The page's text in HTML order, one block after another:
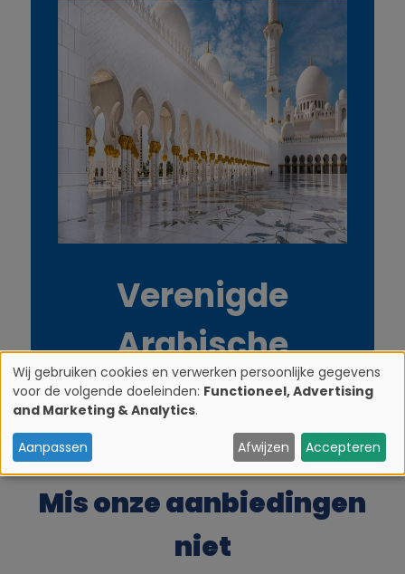
Verenigde
Arabische
Emiraten
Mis onze aanbiedingen
niet
G
e
b
Wij gebruiken cookies en verwerken persoonlijke gegevens
voor de volgende doeleinden: Functioneel, Advertising
and Marketing & Analytics.
Aanpassen Afwijzen Accepteren